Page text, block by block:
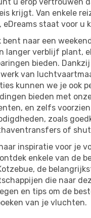
krijgt. Van enkele
staat voor u
bent naar een
langer verblijf plant,
bieden.
van
kunnen we je ook
bieden met
en zelfs
zoals
of
inspiratie voor je
enkele van de
de
die naar
en tips om de
van je vluchten.